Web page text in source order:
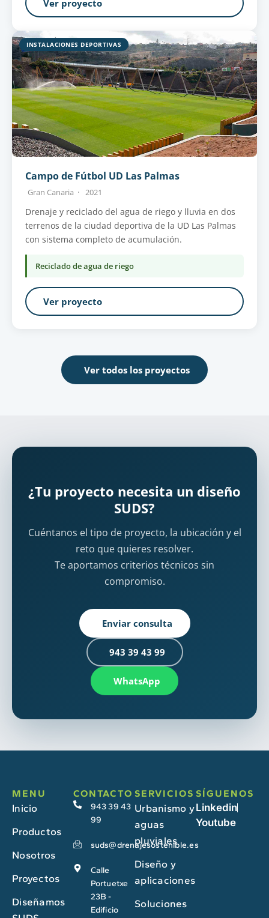
Ver proyecto
INSTALACIONES DEPORTIVAS
Campo de Fútbol UD Las Palmas
Gran Canaria · 2021
Drenaje y reciclado del agua de riego y lluvia en dos
terrenos de la ciudad deportiva de la UD Las Palmas
con sistema completo de acumulación.
Reciclado de agua de riego
Ver proyecto
Ver todos los proyectos
¿Tu proyecto necesita un diseño
SUDS?
Cuéntanos el tipo de proyecto, la ubicación y el
reto que quieres resolver.
Te aportamos criterios técnicos sin
compromiso.
Enviar consulta
943 39 43 99
WhatsApp
MENU
Inicio
Productos
Nosotros
Proyectos
Diseñamos
CONTACTO
943 39 43
99
suds@drenajesostenible.es
Calle
Portuetxe
23B -
Edificio
SERVICIOS
Urbanismo y
aguas
pluviales
Diseño y
aplicaciones
Soluciones
SÍGUENOS
Linkedin
Youtube